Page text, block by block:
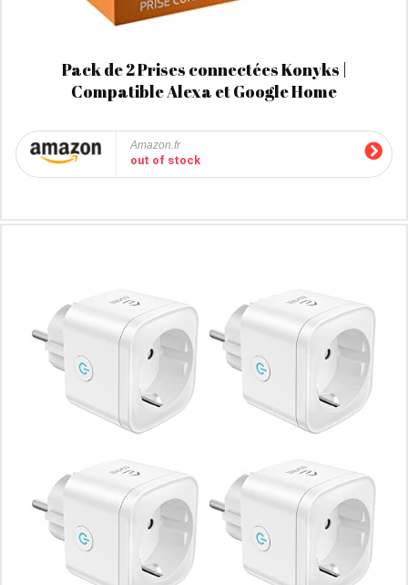
Pack de 2 Prises connectées Konyks |
Compatible Alexa et Google Home
Amazon.fr
out of stock